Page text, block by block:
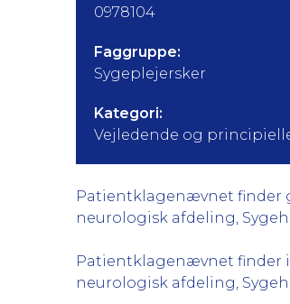
0978104
Faggruppe:
Sygeplejersker
Kategori:
Vejledende og principielle
Patientklagenævnet finder
neurologisk afdeling,
Patientklagenævnet finder
neurologisk afdeling,